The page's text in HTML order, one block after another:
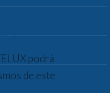
podrá
de este